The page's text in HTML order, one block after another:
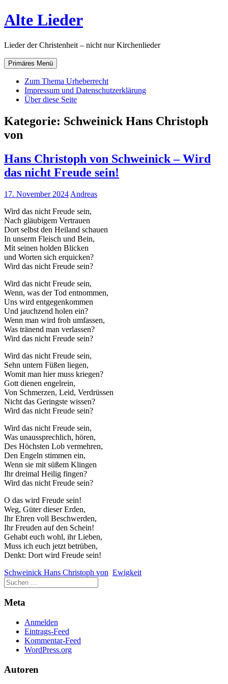
Zum
Inhalt
Alte Lieder
Lieder der Christenheit – nicht nur Kirchenlieder
Primäres Menü
Zum Thema Urheberrecht
Impressum und Datenschutzerklärung
Über diese Seite
Kategorie: Schweinick Hans Christoph
von
Hans Christoph von Schweinick – Wird
das nicht Freude sein!
17. November 2024 Andreas
Wird das nicht Freude sein,
Nach gläubigem Vertrauen
Dort selbst den Heiland schauen
In unserm Fleisch und Bein,
Mit seinen holden Blicken
und Worten sich erquicken?
Wird das nicht Freude sein?
Wird das nicht Freude sein,
Wenn, was der Tod entnommen,
Uns wird entgegenkommen
Und jauchzend holen ein?
Wenn man wird froh umfassen,
Was tränend man verlassen?
Wird das nicht Freude sein?
Wird das nicht Freude sein,
Sehn untern Füßen liegen,
Womit man hier muss kriegen?
Gott dienen engelrein,
Von Schmerzen, Leid, Verdrüssen
Nicht das Geringste wissen?
Wird das nicht Freude sein?
Wird das nicht Freude sein,
Was unaussprechlich, hören,
Des Höchsten Lob vermehren,
Den Engeln stimmen ein,
Wenn sie mit süßem Klingen
Ihr dreimal Heilig fingen?
Wird das nicht Freude sein?
O das wird Freude sein!
Weg, Güter dieser Erden,
Ihr Ehren voll Beschwerden,
Ihr Freuden auf den Schein!
Gehabt euch wohl, ihr Lieben,
Muss ich euch jetzt betrüben,
Denkt: Dort wird Freude sein!
Schweinick Hans Christoph von Ewigkeit
Meta
Anmelden
Eintrags-Feed
Kommentar-Feed
WordPress.org
Autoren